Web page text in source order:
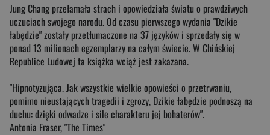
Jung Chang przełamała strach i opowiedziała światu o prawdziwych
uczuciach swojego narodu. Od czasu pierwszego wydania "Dzikie
łabędzie" zostały przetłumaczone na 37 języków i sprzedały się w
ponad 13 milionach egzemplarzy na całym świecie. W Chińskiej
Republice Ludowej ta książka wciąż jest zakazana.
"Hipnotyzująca. Jak wszystkie wielkie opowieści o przetrwaniu,
pomimo nieustających tragedii i zgrozy, Dzikie łabędzie podnoszą na
duchu: dzięki odwadze i sile charakteru jej bohaterów".
Antonia Fraser, "The Times"